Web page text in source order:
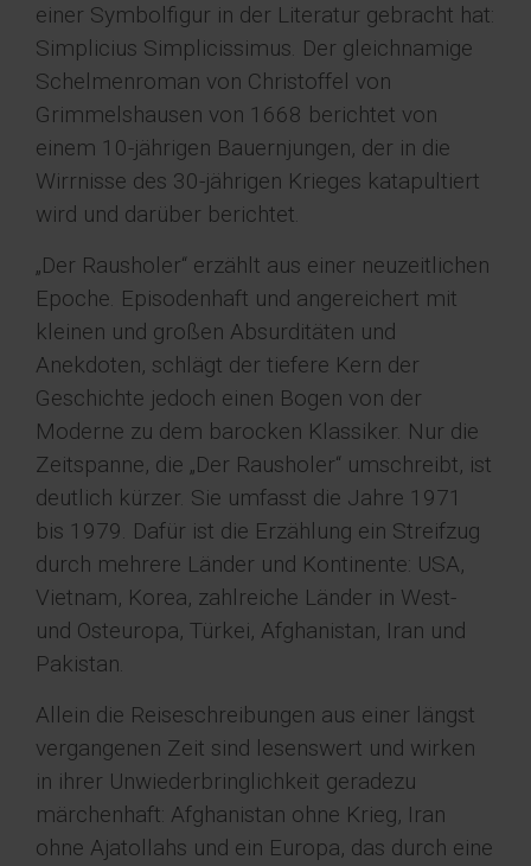
einer Symbolfigur in der Literatur gebracht hat:
Simplicius Simplicissimus. Der gleichnamige
Schelmenroman von Christoffel von
Grimmelshausen von 1668 berichtet von
einem 10-jährigen Bauernjungen, der in die
Wirrnisse des 30-jährigen Krieges katapultiert
wird und darüber berichtet.
„Der Rausholer“ erzählt aus einer neuzeitlichen
Epoche. Episodenhaft und angereichert mit
kleinen und großen Absurditäten und
Anekdoten, schlägt der tiefere Kern der
Geschichte jedoch einen Bogen von der
Moderne zu dem barocken Klassiker. Nur die
Zeitspanne, die „Der Rausholer“ umschreibt, ist
deutlich kürzer. Sie umfasst die Jahre 1971
bis 1979. Dafür ist die Erzählung ein Streifzug
durch mehrere Länder und Kontinente: USA,
Vietnam, Korea, zahlreiche Länder in West-
und Osteuropa, Türkei, Afghanistan, Iran und
Pakistan.
Allein die Reiseschreibungen aus einer längst
vergangenen Zeit sind lesenswert und wirken
in ihrer Unwiederbringlichkeit geradezu
märchenhaft: Afghanistan ohne Krieg, Iran
ohne Ajatollahs und ein Europa, das durch eine